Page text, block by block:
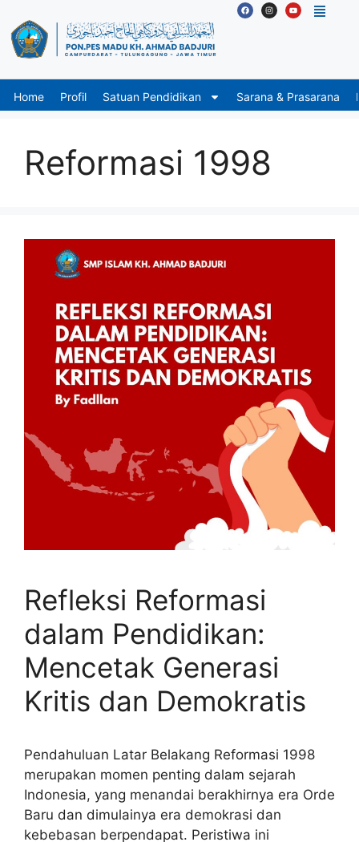
Home Profil Satuan Pendidikan Sarana & Prasarana
Reformasi 1998
Refleksi Reformasi
dalam Pendidikan:
Mencetak Generasi
Kritis dan Demokratis
Pendahuluan Latar Belakang Reformasi 1998
merupakan momen penting dalam sejarah
Indonesia, yang menandai berakhirnya era Orde
Baru dan dimulainya era demokrasi dan
kebebasan berpendapat. Peristiwa ini